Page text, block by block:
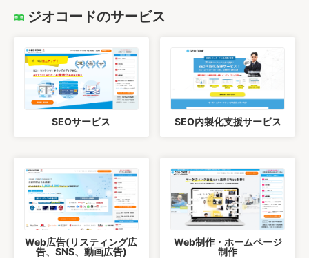
ジオコードのサービス
SEOサービス SEO内製化支援サービス
Web広告(リスティング広
告、SNS、動画広告)
Web制作・ホームページ
制作